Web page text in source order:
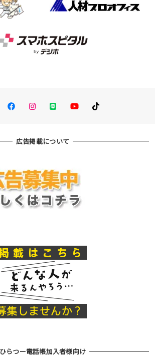
FacebookInstagram
LINE You TubeTikTok
広告掲載について
ひらつー電話帳加入者様向け